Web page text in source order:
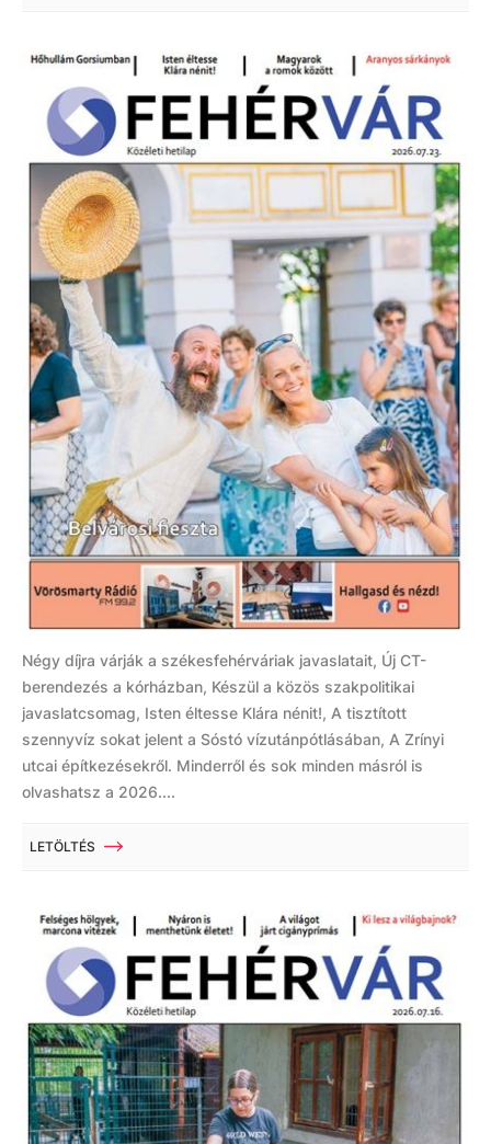
Négy díjra várják a székesfehérváriak javaslatait, Új CT-
berendezés a kórházban, Készül a közös szakpolitikai
javaslatcsomag, Isten éltesse Klára nénit!, A tisztított
szennyvíz sokat jelent a Sóstó vízutánpótlásában, A Zrínyi
utcai építkezésekről. Minderről és sok minden másról is
olvashatsz a 2026....
LETÖLTÉS